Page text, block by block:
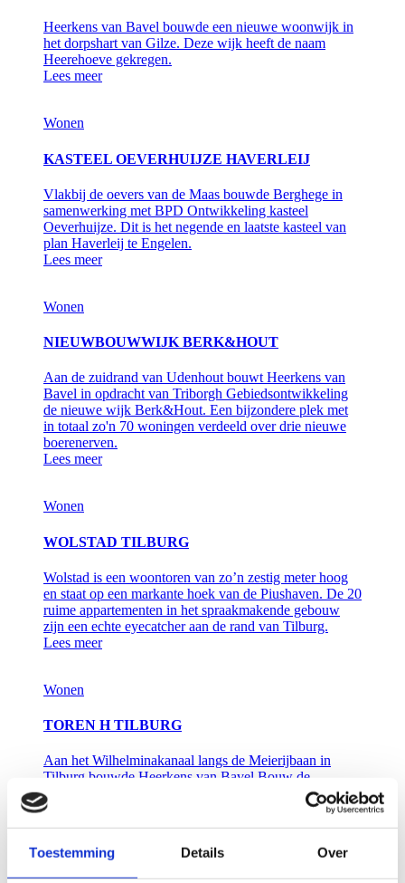
Toestemming Details Over
Heerkens van Bavel bouwde een nieuwe woonwijk in
het dorpshart van Gilze. Deze wijk heeft de naam
Heerehoeve gekregen.
Lees meer
Wonen
KASTEEL OEVERHUIJZE HAVERLEIJ
Vlakbij de oevers van de Maas bouwde Berghege in
samenwerking met BPD Ontwikkeling kasteel
Oeverhuijze. Dit is het negende en laatste kasteel van
plan Haverleij te Engelen.
Lees meer
Wonen
NIEUWBOUWWIJK BERK&HOUT
Aan de zuidrand van Udenhout bouwt Heerkens van
Bavel in opdracht van Triborgh Gebiedsontwikkeling
de nieuwe wijk Berk&Hout. Een bijzondere plek met
in totaal zo'n 70 woningen verdeeld over drie nieuwe
boerenerven.
Lees meer
Wonen
WOLSTAD TILBURG
Wolstad is een woontoren van zo’n zestig meter hoog
en staat op een markante hoek van de Piushaven. De 20
ruime appartementen in het spraakmakende gebouw
zijn een echte eyecatcher aan de rand van Tilburg.
Lees meer
Wonen
TOREN H TILBURG
Aan het Wilhelminakanaal langs de Meierijbaan in
Tilburg bouwde Heerkens van Bavel Bouw de
woontoren H. Toren H heeft negentien verdiepingen en
bestaat uit 78 appartementen met een grote
verscheidenheid.